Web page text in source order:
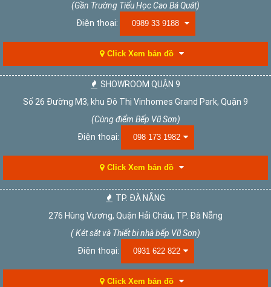
(Gần Trường Tiểu Học Cao Bá Quát)
Điện thoại:
0989 33 9188
Click Xem bản đồ
SHOWROOM QUẬN 9
Số 26 Đường M3, khu Đô Thị Vinhomes Grand Park, Quận 9
(Cùng điểm Bếp Vũ Sơn)
Điện thoại:
098 173 1982
Click Xem bản đồ
TP. ĐÀ NẴNG
276 Hùng Vương, Quận Hải Châu, TP. Đà Nẵng
( Két sắt và Thiết bị nhà bếp Vũ Sơn)
Điện thoại:
0931 622 822
Click Xem bản đồ